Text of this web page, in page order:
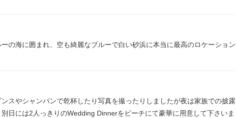
の海に囲まれ、空も綺麗なブルーで白い砂浜に本当に最高のロケーション
スやシャンパンで乾杯したり写真を撮ったりしましたが夜は家族での披露
日には2人っきりのWedding Dinnerをビーチにて豪華に用意して下さいま